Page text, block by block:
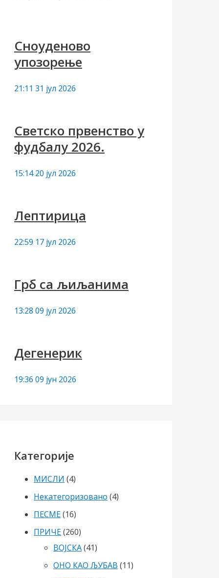
Сноуденово
упозорење
21:11 31 јул 2026
Светско првенство у
фудбалу 2026.
15:14 20 јул 2026
Лептирица
22:59 17 јул 2026
Грб са љиљанима
13:28 09 јул 2026
Дегенерик
19:36 09 јун 2026
Категорије
МИСЛИ (4)
Некатегоризовано (4)
ПЕСМЕ(16)
ПРИЧЕ(260)
ВОЈСКА(41)
ОНО КАО ЉУБАВ (11)